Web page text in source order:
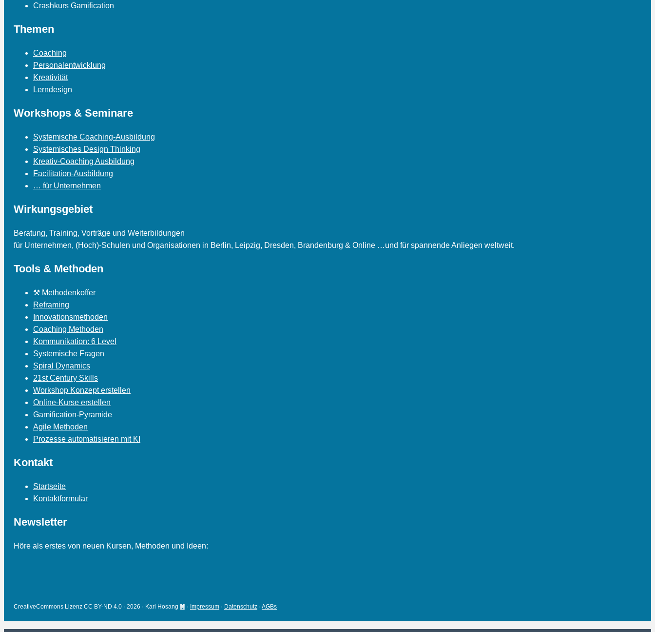
Crashkurs Gamification
Themen
Coaching
Personalentwicklung
Kreativität
Lerndesign
Workshops & Seminare
Systemische Coaching-Ausbildung
Systemisches Design Thinking
Kreativ-Coaching Ausbildung
Facilitation-Ausbildung
… für Unternehmen
Wirkungsgebiet
Beratung, Training, Vorträge und Weiterbildungen
für Unternehmen, (Hoch)-Schulen und Organisationen in Berlin, Leipzig, Dresden, Brandenburg & Online …und für spannende Anliegen weltweit.
Tools & Methoden
⚒ Methodenkoffer
Reframing
Innovationsmethoden
Coaching Methoden
Kommunikation: 6 Level
Systemische Fragen
Spiral Dynamics
21st Century Skills
Workshop Konzept erstellen
Online-Kurse erstellen
Gamification-Pyramide
Agile Methoden
Prozesse automatisieren mit KI
Kontakt
Startseite
Kontaktformular
Newsletter
Höre als erstes von neuen Kursen, Methoden und Ideen:
CreativeCommons Lizenz CC BY-ND 4.0 · 2026 · Karl Hosang ䷰ · Impressum · Datenschutz · AGBs